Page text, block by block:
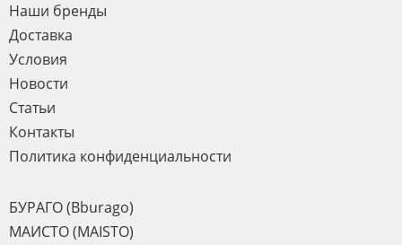
Наши бренды
Доставка
Условия
Новости
Статьи
Контакты
Политика конфиденциальности
БУРАГО (Bburago)
МАИСТО (MAISTO)